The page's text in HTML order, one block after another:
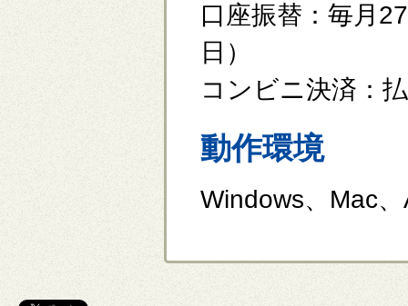
口座振替：毎月
日）
コンビニ決済：
動作環境
Windows、Mac